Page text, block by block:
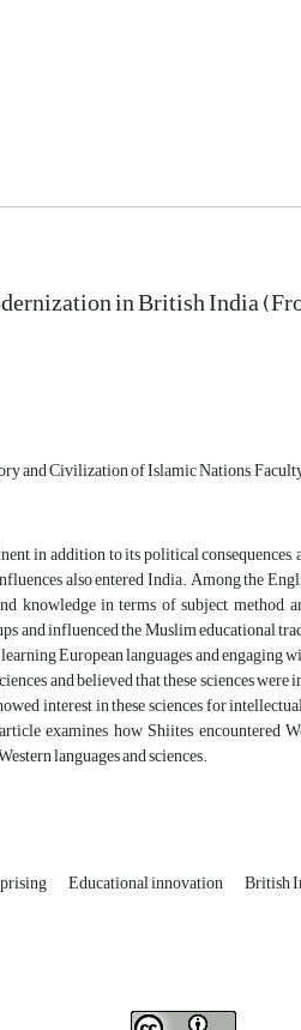
in British India
and Civilization of Islamic Nations,
in addition to its political
also entered India. Among the
knowledge in terms of subject, method,
and influenced the Muslim educational
European languages and engaging
and believed that these sciences
interest in these sciences for
examines how Shiites encountered
languages and sciences.
Educational innovation British